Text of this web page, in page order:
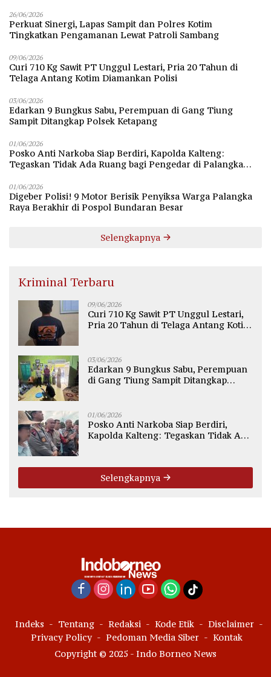
26/06/2026
Perkuat Sinergi, Lapas Sampit dan Polres Kotim
Tingkatkan Pengamanan Lewat Patroli Sambang
09/06/2026
Curi 710 Kg Sawit PT Unggul Lestari, Pria 20 Tahun di
Telaga Antang Kotim Diamankan Polisi
03/06/2026
Edarkan 9 Bungkus Sabu, Perempuan di Gang Tiung
Sampit Ditangkap Polsek Ketapang
01/06/2026
Posko Anti Narkoba Siap Berdiri, Kapolda Kalteng:
Tegaskan Tidak Ada Ruang bagi Pengedar di Palangka
01/06/2026
Digeber Polisi! 9 Motor Berisik Penyiksa Warga Palangka
Raya Berakhir di Pospol Bundaran Besar
Selengkapnya
Kriminal Terbaru
09/06/2026
Curi 710 Kg Sawit PT Unggul Lestari,
Pria 20 Tahun di Telaga Antang Kotim
03/06/2026
Edarkan 9 Bungkus Sabu, Perempuan
di Gang Tiung Sampit Ditangkap
01/06/2026
Posko Anti Narkoba Siap Berdiri,
Kapolda Kalteng: Tegaskan Tidak Ada
Selengkapnya
Indeks Tentang Redaksi Kode Etik
Disclaimer
Privacy Policy
Pedoman Media Siber
Kontak
Copyright © 2025 - Indo Borneo News